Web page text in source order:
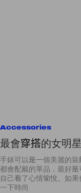
Accessories
最會穿搭的女明
手錶可以是一個美麗的
都會配戴的單品，最好
自己看了心情愉悅。如
一下時尚